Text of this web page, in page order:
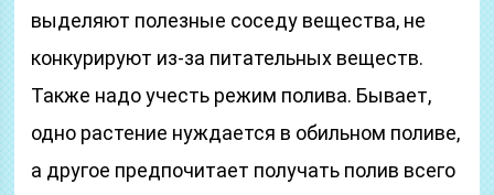
выделяют полезные соседу вещества, не
конкурируют из-за питательных веществ.
Также надо учесть режим полива. Бывает,
одно растение нуждается в обильном поливе,
а другое предпочитает получать полив всего